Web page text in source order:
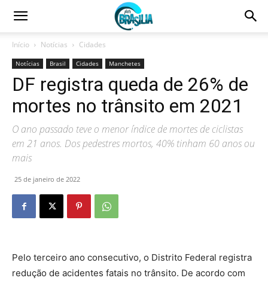
Início Notícias Cidades
Notícias Brasil Cidades Manchetes
DF registra queda de 26% de
mortes no trânsito em 2021
O ano passado teve o menor índice de mortes de ciclistas
em 21 anos. Dos pedestres mortos, 40% tinham 60 anos ou
mais
25 de janeiro de 2022
Pelo terceiro ano consecutivo, o Distrito Federal registra
redução de acidentes fatais no trânsito. De acordo com